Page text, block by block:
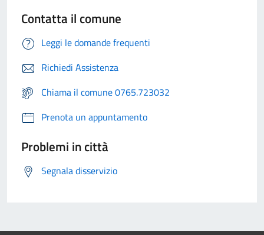
Contatta il comune
Leggi le domande frequenti
Richiedi Assistenza
Chiama il comune 0765.723032
Prenota un appuntamento
Problemi in città
Segnala disservizio